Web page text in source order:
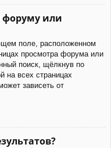
форуму или
поле, расположенном
просмотра форума или
поиск, щёлкнув по
на всех страницах
зависеть от